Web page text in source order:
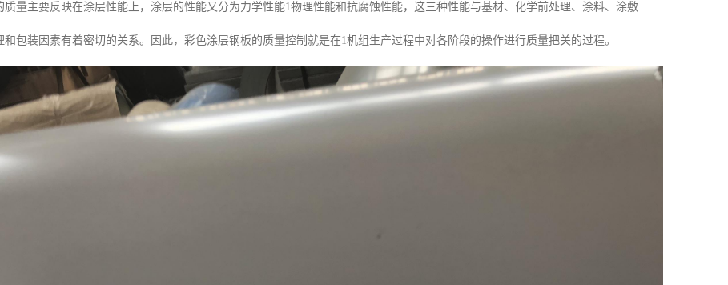
质量主要反映在涂层性能上，涂层的性能又分为力学性能1物理性能和抗腐蚀性能，这三种性能与基材、化学前处理、涂料、涂敷
和包装因素有着密切的关系。因此，彩色涂层钢板的质量控制就是在1机组生产过程中对各阶段的操作进行质量把关的过程。